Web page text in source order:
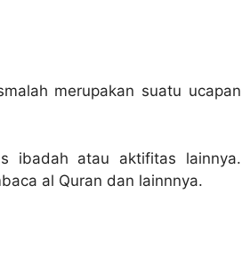
merupakan suatu ucapan
ibadah atau aktifitas lainnya.
al Quran dan lainnnya.